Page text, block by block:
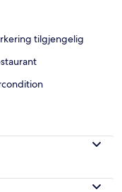
tilgjengelig